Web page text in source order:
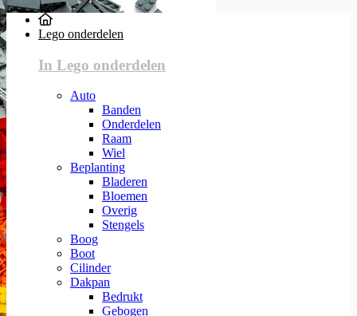
Lego onderdelen
In Lego onderdelen
Auto
Banden
Onderdelen
Raam
Wiel
Beplanting
Bladeren
Bloemen
Overig
Stengels
Boog
Boot
Cilinder
Dakpan
Bedrukt
Gebogen